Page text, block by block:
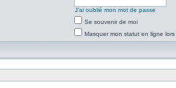
J’ai oublié mon mot de passe
Se souvenir de moi
Masquer mon statut en ligne